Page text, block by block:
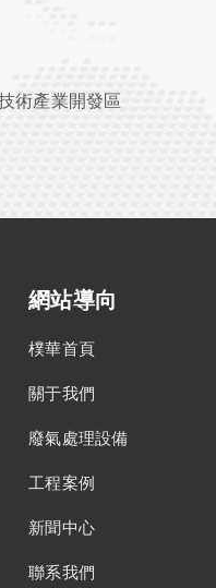
術產業開發區
網站導向
樸華首頁
關于我們
廢氣處理設備
工程案例
新聞中心
聯系我們